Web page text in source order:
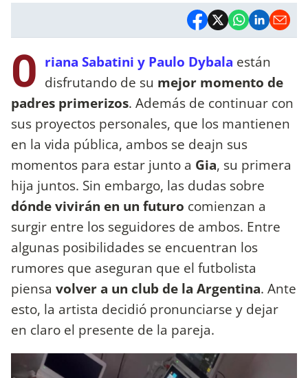
O riana Sabatini y Paulo Dybala están
disfrutando de su mejor momento de
padres primerizos. Además de continuar con
sus proyectos personales, que los mantienen
en la vida pública, ambos se deajn sus
momentos para estar junto a Gia, su primera
hija juntos. Sin embargo, las dudas sobre
dónde vivirán en un futuro comienzan a
surgir entre los seguidores de ambos. Entre
algunas posibilidades se encuentran los
rumores que aseguran que el futbolista
piensa volver a un club de la Argentina. Ante
esto, la artista decidió pronunciarse y dejar
en claro el presente de la pareja.